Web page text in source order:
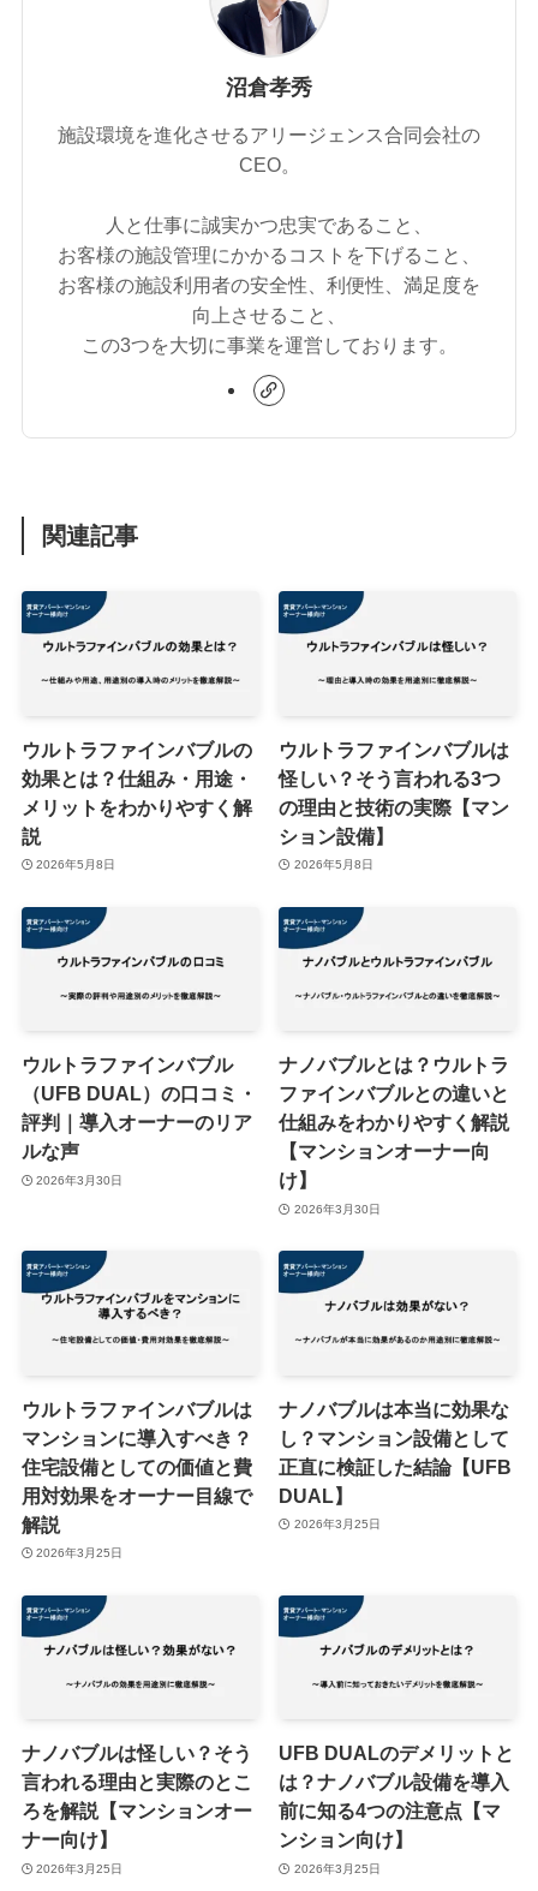
沼倉孝秀
施設環境を進化させるアリージェンス合同会社の
CEO。
人と仕事に誠実かつ忠実であること、
お客様の施設管理にかかるコストを下げること、
お客様の施設利用者の安全性、利便性、満足度を
向上させること、
この3つを大切に事業を運営しております。
関連記事
ウルトラファインバブルの
効果とは？仕組み・用途・
メリットをわかりやすく解
説
2026年5月8日
ウルトラファインバブルは
怪しい？そう言われる3つ
の理由と技術の実際【マン
ション設備】
2026年5月8日
ウルトラファインバブル
（UFB DUAL）の口コミ・
評判｜導入オーナーのリア
ルな声
2026年3月30日
ナノバブルとは？ウルトラ
ファインバブルとの違いと
仕組みをわかりやすく解説
【マンションオーナー向
け】
2026年3月30日
ウルトラファインバブルは
マンションに導入すべき？
住宅設備としての価値と費
用対効果をオーナー目線で
解説
2026年3月25日
ナノバブルは本当に効果な
し？マンション設備として
正直に検証した結論【UFB
DUAL】
2026年3月25日
ナノバブルは怪しい？そう
言われる理由と実際のとこ
ろを解説【マンションオー
ナー向け】
2026年3月25日
UFB DUALのデメリットと
は？ナノバブル設備を導入
前に知る4つの注意点【マ
ンション向け】
2026年3月25日